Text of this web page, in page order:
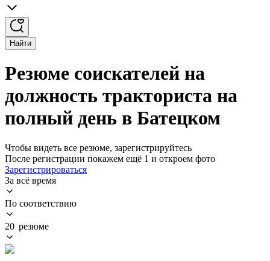
Найти
Резюме соискателей на
должность тракториста на
полный день в Батецком
Чтобы видеть все резюме, зарегистрируйтесь
После регистрации покажем ещё 1 и откроем фото
Зарегистрироваться
За всё время
По соответствию
20 резюме